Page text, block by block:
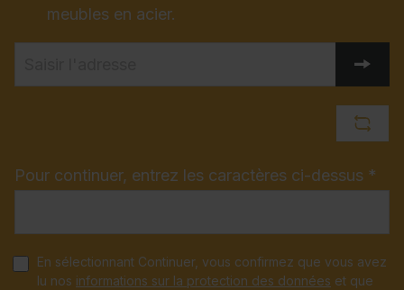
meubles en acier.
Pour continuer, entrez les caractères ci-dessus *
En sélectionnant Continuer, vous confirmez que vous avez
lu nos informations sur la protection des données et que